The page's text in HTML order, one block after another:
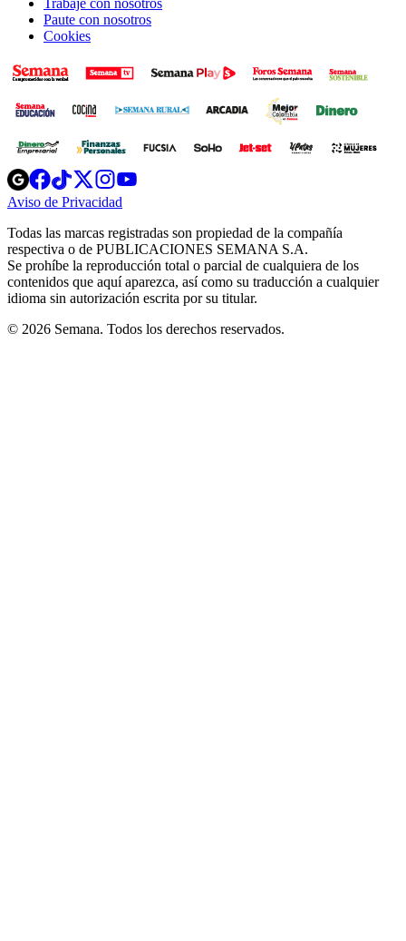
Trabaje con nosotros
Paute con nosotros
Cookies
Opens
in
new
Opens
in
new
Opens
in
new
window
Opens
new
windowwindow
Aviso de Privacidad
new
window
Todas las marcas registradas son propiedad de la compañía
respectiva o de PUBLICACIONES SEMANA S.A.
Se prohíbe la reproducción total o parcial de cualquiera de los
contenidos que aquí aparezca, así como su traducción a cualquier
idioma sin autorización escrita por su titular.
© 2026 Semana. Todos los derechos reservados.